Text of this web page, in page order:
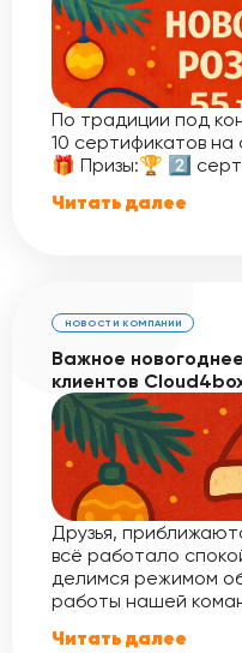
По традиции под
10 сертификатов
🎁 Призы:🏆 2️⃣
Читать далее
НОВОСТИ КОМПАНИИ
Важное
клиентов
Друзья,
всё работало
делимся режимом
работы нашей
Читать далее